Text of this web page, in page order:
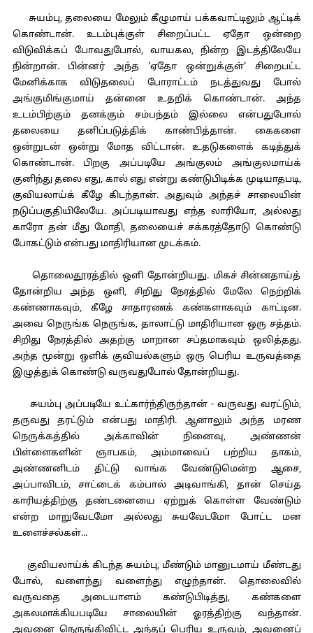
சுயம்பு, தலையை மேலும் கீழுமாய் பக்கவாட்டிலும் ஆட்டிக்
கொண்டான். உடம்புக்குள் சிறைப்பட்ட ஏதோ ஒன்றை
விடுவிக்கப் போவதுபோல், வாயகல, நின்ற இடத்திலேயே
நின்றான். பின்னர் அந்த 'ஏதோ ஒன்றுக்குள்' சிறைபட்ட
மேனிக்காக விடுதலைப் போராட்டம் நடத்துவது போல்
அங்குமிங்குமாய் தன்னை உதறிக் கொண்டான். அந்த
உடம்பிற்கும் தனக்கும் சம்பந்தம் இல்லை என்பதுபோல்
தலையை தனிப்படுத்திக் காண்பித்தான். கைகளை
ஒன்றுடன் ஒன்று மோத விட்டான். உதடுகளைக் கடித்துக்
கொண்டான். பிறகு அப்படியே அங்குலம் அங்குலமாய்க்
குனிந்து தலை எது, கால் எது என்று கண்டுபிடிக்க முடியாதபடி,
குவியலாய்க் கீழே கிடந்தான். அதுவும் அந்தச் சாலையின்
நடுப்பகுதியிலேயே. அப்படியாவது எந்த லாரியோ, அல்லது
காரோ தன் மீது மோதி, தலையைச் சக்கரத்தோடு கொண்டு
போகட்டும் என்பது மாதிரியான முடக்கம்.
தொலைதூரத்தில் ஒளி தோன்றியது. மிகச் சின்னதாய்த்
தோன்றிய அந்த ஒளி, சிறிது நேரத்தில் மேலே நெற்றிக்
கண்ணாகவும், கீழே சாதாரணக் கண்களாகவும் காட்டின.
அவை நெருங்க நெருங்க, தாலாட்டு மாதிரியான ஒரு சத்தம்.
சிறிது நேரத்தில் அதற்கு மாறான சப்தமாகவும் ஒலித்தது.
அந்த மூன்று ஒளிக் குவியல்களும் ஒரு பெரிய உருவத்தை
இழுத்துக் கொண்டு வருவதுபோல் தோன்றியது.
சுயம்பு அப்படியே உட்கார்ந்திருந்தான் - வருவது வரட்டும்,
தருவது தரட்டும் என்பது மாதிரி. ஆனாலும் அந்த மரண
நெருக்கத்தில் அக்காவின் நினைவு, அண்ணன்
பிள்ளைகளின் ஞாபகம், அம்மாவைப் பற்றிய தாகம்,
அண்ணனிடம் திட்டு வாங்க வேண்டுமென்ற ஆசை,
அப்பாவிடம், சாட்டைக் கம்பால் அடிவாங்கி, தான் செய்த
காரியத்திற்கு தண்டனையை ஏற்றுக் கொள்ள வேண்டும்
என்ற மாறுவேடமோ அல்லது சுயவேடமோ போட்ட மன
உளைச்சல்கள்...
குவியலாய்க் கிடந்த சுயம்பு, மீண்டும் மானுடமாய் மீண்டது
போல், வளைந்து வளைந்து எழுந்தான். தொலைவில்
வருவதை அடையாளம் கண்டுபிடித்து, கண்களை
அகலமாக்கியபடியே சாலையின் ஓரத்திற்கு வந்தான்.
அவனை நெருங்கிவிட்ட அந்தப் பெரிய உருவம், அவனைப்